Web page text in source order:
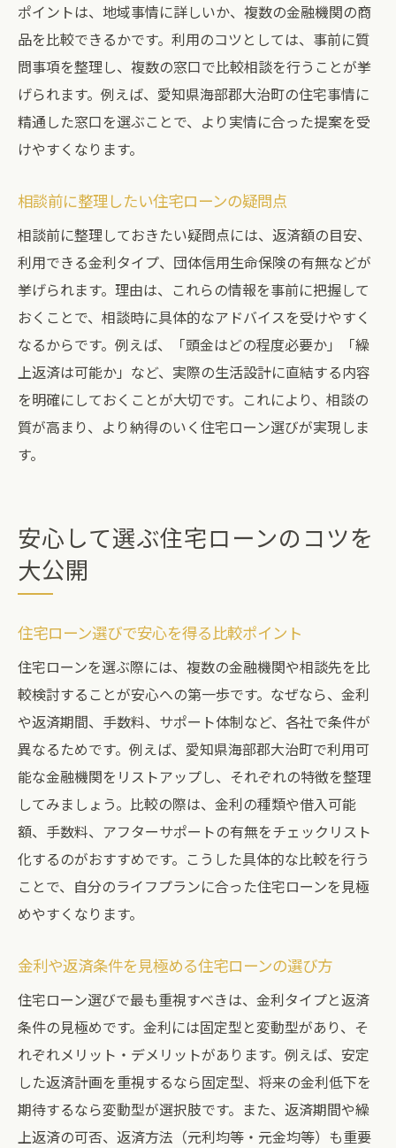
ポイントは、地域事情に詳しいか、複数の金融機関の商
品を比較できるかです。利用のコツとしては、事前に質
問事項を整理し、複数の窓口で比較相談を行うことが挙
げられます。例えば、愛知県海部郡大治町の住宅事情に
精通した窓口を選ぶことで、より実情に合った提案を受
けやすくなります。
相談前に整理したい住宅ローンの疑問点
相談前に整理しておきたい疑問点には、返済額の目安、
利用できる金利タイプ、団体信用生命保険の有無などが
挙げられます。理由は、これらの情報を事前に把握して
おくことで、相談時に具体的なアドバイスを受けやすく
なるからです。例えば、「頭金はどの程度必要か」「繰
上返済は可能か」など、実際の生活設計に直結する内容
を明確にしておくことが大切です。これにより、相談の
質が高まり、より納得のいく住宅ローン選びが実現しま
す。
安心して選ぶ住宅ローンのコツを
大公開
住宅ローン選びで安心を得る比較ポイント
住宅ローンを選ぶ際には、複数の金融機関や相談先を比
較検討することが安心への第一歩です。なぜなら、金利
や返済期間、手数料、サポート体制など、各社で条件が
異なるためです。例えば、愛知県海部郡大治町で利用可
能な金融機関をリストアップし、それぞれの特徴を整理
してみましょう。比較の際は、金利の種類や借入可能
額、手数料、アフターサポートの有無をチェックリスト
化するのがおすすめです。こうした具体的な比較を行う
ことで、自分のライフプランに合った住宅ローンを見極
めやすくなります。
金利や返済条件を見極める住宅ローンの選び方
住宅ローン選びで最も重視すべきは、金利タイプと返済
条件の見極めです。金利には固定型と変動型があり、そ
れぞれメリット・デメリットがあります。例えば、安定
した返済計画を重視するなら固定型、将来の金利低下を
期待するなら変動型が選択肢です。また、返済期間や繰
上返済の可否、返済方法（元利均等・元金均等）も重要